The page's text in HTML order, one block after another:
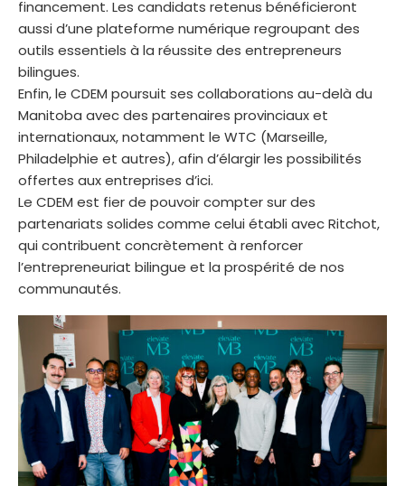
financement. Les candidats retenus bénéficieront
aussi d’une plateforme numérique regroupant des
outils essentiels à la réussite des entrepreneurs
bilingues.
Enfin, le CDEM poursuit ses collaborations au-delà du
Manitoba avec des partenaires provinciaux et
internationaux, notamment le WTC (Marseille,
Philadelphie et autres), afin d’élargir les possibilités
offertes aux entreprises d’ici.
Le CDEM est fier de pouvoir compter sur des
partenariats solides comme celui établi avec Ritchot,
qui contribuent concrètement à renforcer
l’entrepreneuriat bilingue et la prospérité de nos
communautés.